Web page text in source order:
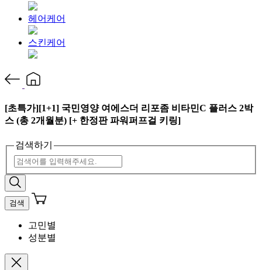
헤어케어
스킨케어
[초특가][1+1] 국민영양 여에스더 리포좀 비타민C 플러스 2박
스 (총 2개월분) [+ 한정판 파워퍼프걸 키링]
검색하기
검색
고민별
성분별